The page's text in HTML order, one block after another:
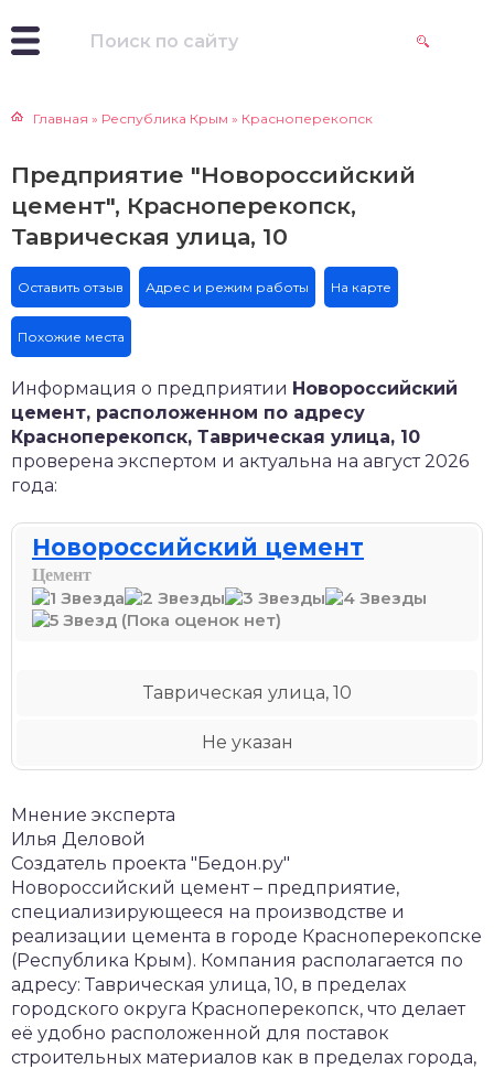
Главная » Республика Крым » Красноперекопск
Предприятие "Новороссийский
цемент", Красноперекопск,
Таврическая улица, 10
Оставить отзыв Адрес и режим работы На карте
Похожие места
Информация о предприятии Новороссийский
цемент, расположенном по адресу
Красноперекопск, Таврическая улица, 10
проверена экспертом и актуальна на август 2026
года:
Новороссийский цемент
Цемент
(Пока оценок нет)
Таврическая улица, 10
Не указан
Мнение эксперта
Илья Деловой
Создатель проекта "Бедон.ру"
Новороссийский цемент – предприятие,
специализирующееся на производстве и
реализации цемента в городе Красноперекопске
(Республика Крым). Компания располагается по
адресу: Таврическая улица, 10, в пределах
городского округа Красноперекопск, что делает
её удобно расположенной для поставок
строительных материалов как в пределах города,